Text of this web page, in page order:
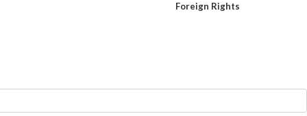
Foreign Rights